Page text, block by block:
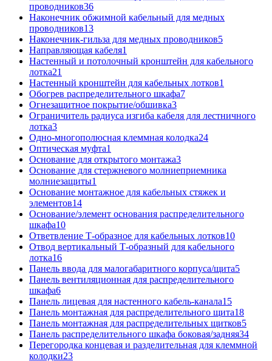
проводников36
Наконечник обжимной кабельный для медных
проводников13
Наконечник-гильза для медных проводников5
Направляющая кабеля1
Настенный и потолочный кронштейн для кабельного
лотка21
Настенный кронштейн для кабельных лотков1
Обогрев распределительного шкафа7
Огнезащитное покрытие/обшивка3
Ограничитель радиуса изгиба кабеля для лестничного
лотка3
Одно-многополюсная клеммная колодка24
Оптическая муфта1
Основание для открытого монтажа3
Основание для стержневого молниеприемника
молниезащиты1
Основание монтажное для кабельных стяжек и
элементов14
Основание/элемент основания распределительного
шкафа10
Ответвление Т-образное для кабельных лотков10
Отвод вертикальный Т-образный для кабельного
лотка16
Панель ввода для малогабаритного корпуса/щита5
Панель вентиляционная для распределительного
шкафа6
Панель лицевая для настенного кабель-канала15
Панель монтажная для распределительного щита18
Панель монтажная для распределительных щитков5
Панель распределительного шкафа боковая/задняя34
Перегородка концевая и разделительная для клеммной
колодки23